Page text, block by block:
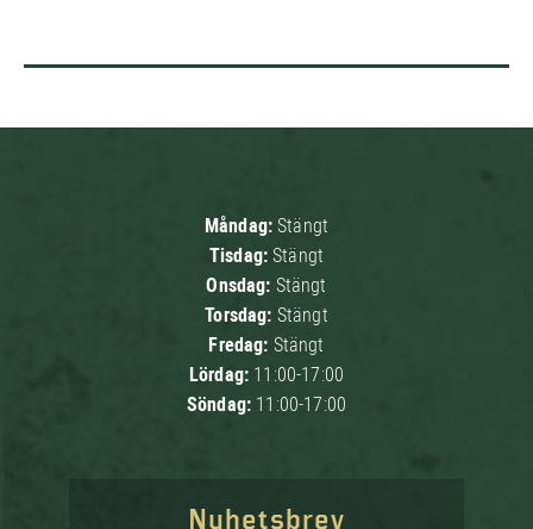
Måndag:Stängt
Tisdag:Stängt
Onsdag: Stängt
Torsdag: Stängt
Fredag: Stängt
Lördag: 11:00-17:00
Söndag: 11:00-17:00
Nyhetsbrev